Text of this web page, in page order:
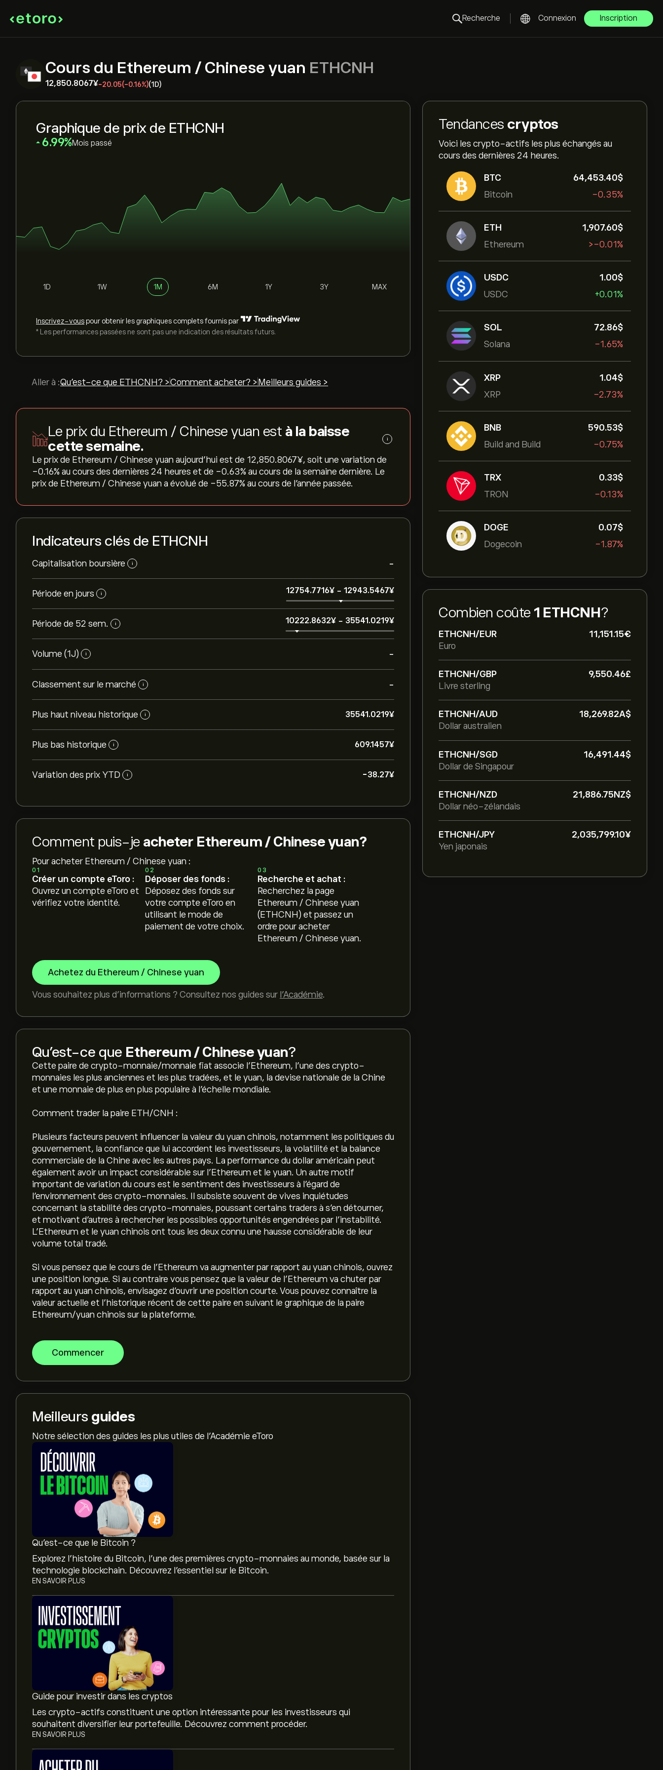
Recherche Connexion Inscription
Cours du Ethereum / Chinese yuan ETHCNH
12,850.8067‎¥‎-20.05(-0.16%)(1D)
Tendances cryptos
Voici les crypto-actifs les plus échangés au
cours des dernières 24 heures.
BTC
Bitcoin
64,453.40‎$‎
-0.35%
ETH
Ethereum
1,907.60‎$‎
‎>-‎0.01%
USDC
USDC
1.00‎$‎
+0.01%
SOL
Solana
72.86‎$‎
-1.65%
XRP
XRP
1.04‎$‎
-2.73%
BNB
Build and Build
590.53‎$‎
-0.75%
TRX
TRON
0.33‎$‎
-0.13%
DOGE
Dogecoin
0.07‎$‎
-1.87%
Combien coûte 1 ETHCNH?
ETHCNH/EUR
11,151.15‎€‎
Euro
ETHCNH/GBP
9,550.46‎£‎
Livre sterling
ETHCNH/AUD
18,269.82‎A$‎
Dollar australien
ETHCNH/SGD
16,491.44‎$‎
Dollar de Singapour
ETHCNH/NZD
21,886.75‎NZ$‎
Dollar néo-zélandais
ETHCNH/JPY
2,035,799.10‎¥‎
Yen japonais
Graphique de prix de ETHCNH
‎6.99‎ Mois passé
1D 1W 1M 6M 1Y 3Y MAX
Inscrivez-vouspour obtenir les graphiques complets fournis par
* Les performances passées ne sont pas une indication des résultats futurs.
Aller à :Qu’est-ce que ETHCNH? >Comment acheter? > Meilleurs guides >
Le prix du Ethereum / Chinese yuan est à la baisse
cette semaine.
i
Le prix de Ethereum / Chinese yuan aujourd'hui est de 12,850.8067‎¥‎, soit une variation de
‎-0.16‎% au cours des dernières 24 heures et de ‎-0.63‎% au cours de la semaine dernière. Le
prix de Ethereum / Chinese yuan a évolué de ‎-55.87‎% au cours de l'année passée.
Indicateurs clés de ETHCNH
Capitalisation boursière i -
Période en jours i 12754.7716‎¥‎ - 12943.5467‎¥‎
Période de 52 sem. i 10222.8632‎¥‎ - 35541.0219‎¥‎
Volume (1J) i -
Classement sur le marché i -
Plus haut niveau historique i 35541.0219‎¥‎
Plus bas historique i 609.1457‎¥‎
Variation des prix YTD i -38.27‎¥‎
Comment puis-je acheter Ethereum / Chinese yuan?
Pour acheter Ethereum / Chinese yuan :
01
Créer un compte eToro :
Ouvrez un compte eToro et
vérifiez votre identité.
02
Déposer des fonds :
Déposez des fonds sur
votre compte eToro en
utilisant le mode de
paiement de votre choix.
03
Recherche et achat :
Recherchez la page
Ethereum / Chinese yuan
(ETHCNH) et passez un
ordre pour acheter
Ethereum / Chinese yuan.
Achetez du Ethereum / Chinese yuan
Vous souhaitez plus d'informations ? Consultez nos guides sur l'Académie.
Qu’est-ce que Ethereum / Chinese yuan?
Cette paire de crypto-monnaie/monnaie fiat associe l'Ethereum, l'une des crypto-
monnaies les plus anciennes et les plus tradées, et le yuan, la devise nationale de la Chine
et une monnaie de plus en plus populaire à l'échelle mondiale.
Comment trader la paire ETH/CNH :
Plusieurs facteurs peuvent influencer la valeur du yuan chinois, notamment les politiques du
gouvernement, la confiance que lui accordent les investisseurs, la volatilité et la balance
commerciale de la Chine avec les autres pays. La performance du dollar américain peut
également avoir un impact considérable sur l'Ethereum et le yuan. Un autre motif
important de variation du cours est le sentiment des investisseurs à l'égard de
l'environnement des crypto-monnaies. Il subsiste souvent de vives inquiétudes
concernant la stabilité des crypto-monnaies, poussant certains traders à s'en détourner,
et motivant d'autres à rechercher les possibles opportunités engendrées par l'instabilité.
L'Ethereum et le yuan chinois ont tous les deux connu une hausse considérable de leur
volume total tradé.
Si vous pensez que le cours de l'Ethereum va augmenter par rapport au yuan chinois, ouvrez
une position longue. Si au contraire vous pensez que la valeur de l'Ethereum va chuter par
rapport au yuan chinois, envisagez d'ouvrir une position courte. Vous pouvez connaître la
valeur actuelle et l'historique récent de cette paire en suivant le graphique de la paire
Ethereum/yuan chinois sur la plateforme.
Commencer
Meilleurs guides
Notre sélection des guides les plus utiles de l'Académie eToro
Qu’est-ce que le Bitcoin ?
Explorez l’histoire du Bitcoin, l’une des premières crypto-monnaies au monde, basée sur la
EN SAVOIR PLUS
Guide pour investir dans les cryptos
Les crypto-actifs constituent une option intéressante pour les investisseurs qui
souhaitent diversifier leur portefeuille. Découvrez comment procéder.
EN SAVOIR PLUS